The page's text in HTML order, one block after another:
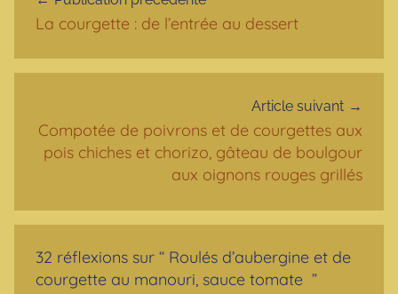
La courgette : de l’entrée au dessert
Article suivant
Compotée de poivrons et de courgettes aux
pois chiches et chorizo, gâteau de boulgour
aux oignons rouges grillés
32 réflexions sur “ Roulés d’aubergine et de
courgette au manouri, sauce tomate ”